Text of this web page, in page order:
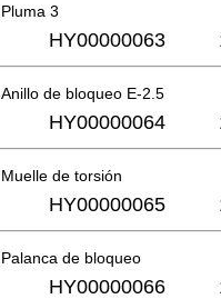
Pluma 3
HY00000063
Anillo de bloqueo E-2.5
HY00000064
Muelle de torsión
HY00000065
Palanca de bloqueo
HY00000066